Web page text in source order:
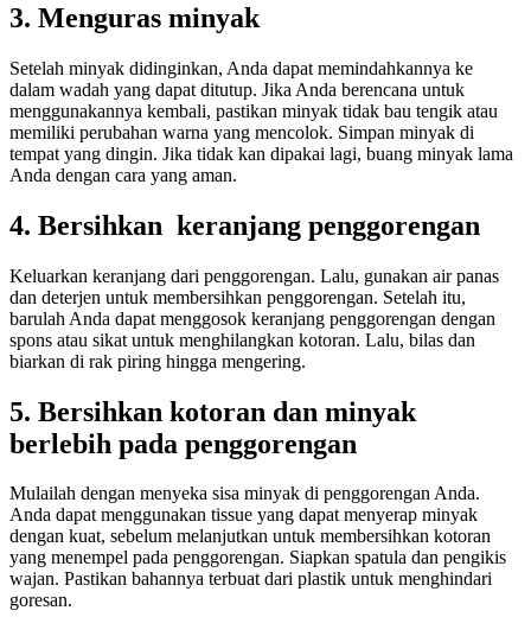
3. Menguras minyak
Setelah minyak didinginkan, Anda dapat memindahkannya ke
dalam wadah yang dapat ditutup. Jika Anda berencana untuk
menggunakannya kembali, pastikan minyak tidak bau tengik atau
memiliki perubahan warna yang mencolok. Simpan minyak di
tempat yang dingin. Jika tidak kan dipakai lagi, buang minyak lama
Anda dengan cara yang aman.
4. Bersihkan keranjang penggorengan
Keluarkan keranjang dari penggorengan. Lalu, gunakan air panas
dan deterjen untuk membersihkan penggorengan. Setelah itu,
barulah Anda dapat menggosok keranjang penggorengan dengan
spons atau sikat untuk menghilangkan kotoran. Lalu, bilas dan
biarkan di rak piring hingga mengering.
5. Bersihkan kotoran dan minyak
berlebih pada penggorengan
Mulailah dengan menyeka sisa minyak di penggorengan Anda.
Anda dapat menggunakan tissue yang dapat menyerap minyak
dengan kuat, sebelum melanjutkan untuk membersihkan kotoran
yang menempel pada penggorengan. Siapkan spatula dan pengikis
wajan. Pastikan bahannya terbuat dari plastik untuk menghindari
goresan.